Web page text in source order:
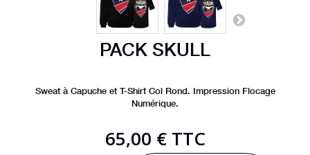
PACK SKULL
Sweat à Capuche et T-Shirt Col Rond. Impression Flocage
Numérique.
65,00 €TTC